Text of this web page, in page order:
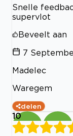
Snelle
supervlot
Beveelt aan
7
Madelec
Waregem
delen
10